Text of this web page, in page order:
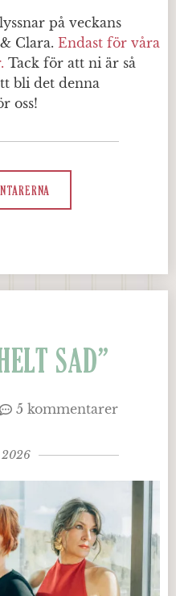
på veckans
Clara. Endast för våra
Tack för att ni är så
bli det denna
oss!
SAD”
5 kommentarer